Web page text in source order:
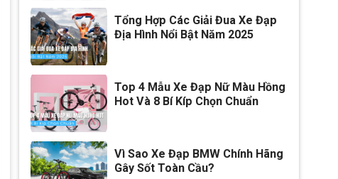
Tổng Hợp Các Giải Đua Xe Đạp
Địa Hình Nổi Bật Năm 2025
Top 4 Mẫu Xe Đạp Nữ Màu Hồng
Hot Và 8 Bí Kíp Chọn Chuẩn
Vì Sao Xe Đạp BMW Chính Hãng
Gây Sốt Toàn Cầu?